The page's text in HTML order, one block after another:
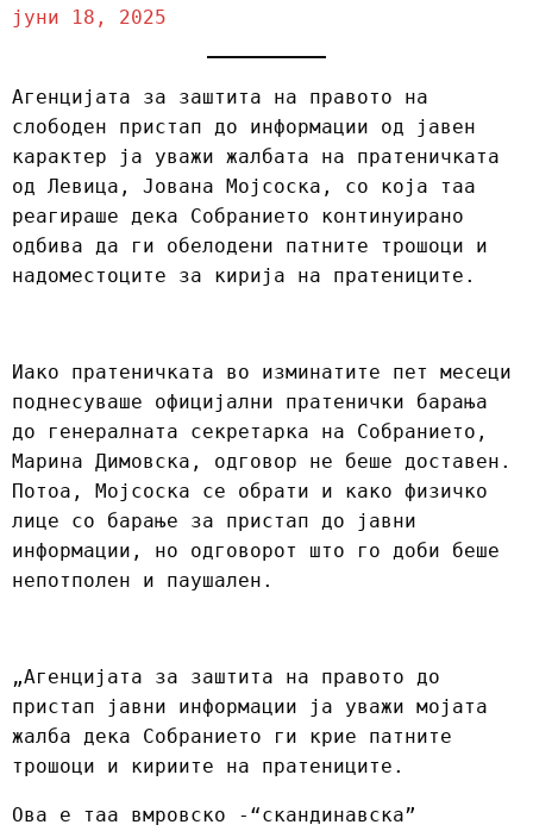
Posted
јуни 18, 2025
Агенцијата за заштита на правото на
слободен пристап до информации од јавен
карактер ја уважи жалбата на пратеничката
од Левица, Јована Мојсоска, со која таа
реагираше дека Собранието континуирано
одбива да ги обелодени патните трошоци и
надоместоците за кирија на пратениците.
Иако пратеничката во изминатите пет месеци
поднесуваше официјални пратенички барања
до генералната секретарка на Собранието,
Марина Димовска, одговор не беше доставен.
Потоа, Мојсоска се обрати и како физичко
лице со барање за пристап до јавни
информации, но одговорот што го доби беше
непотполен и паушален.
„Агенцијата за заштита на правото до
пристап јавни информации ја уважи мојата
жалба дека Собранието ги крие патните
трошоци и кириите на пратениците.
Ова е таа вмровско -“скандинавска”